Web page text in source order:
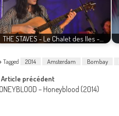
THE STAVES - Le Chalet des Iles -…
Tagged 2014 Amsterdam Bombay
Article précédent
– Honeyblood (2014)